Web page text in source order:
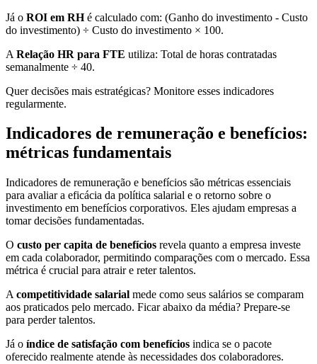
Já o ROI em RHé calculado com: (Ganho do investimento - Custo
do investimento) ÷ Custo do investimento × 100.
A Relação HR para FTE utiliza: Total de horas contratadas
semanalmente ÷ 40.
Quer decisões mais estratégicas? Monitore esses indicadores
regularmente.
Indicadores de remuneração e benefícios:
métricas fundamentais
Indicadores de remuneração e benefícios são métricas essenciais
para avaliar a eficácia da política salarial e o retorno sobre o
investimento em benefícios corporativos. Eles ajudam empresas a
tomar decisões fundamentadas.
O custo per capita de benefícios revela quanto a empresa investe
em cada colaborador, permitindo comparações com o mercado. Essa
métrica é crucial para atrair e reter talentos.
A competitividade salarial mede como seus salários se comparam
aos praticados pelo mercado. Ficar abaixo da média? Prepare-se
para perder talentos.
Já o índice de satisfação com benefícios indica se o pacote
oferecido realmente atende às necessidades dos colaboradores.